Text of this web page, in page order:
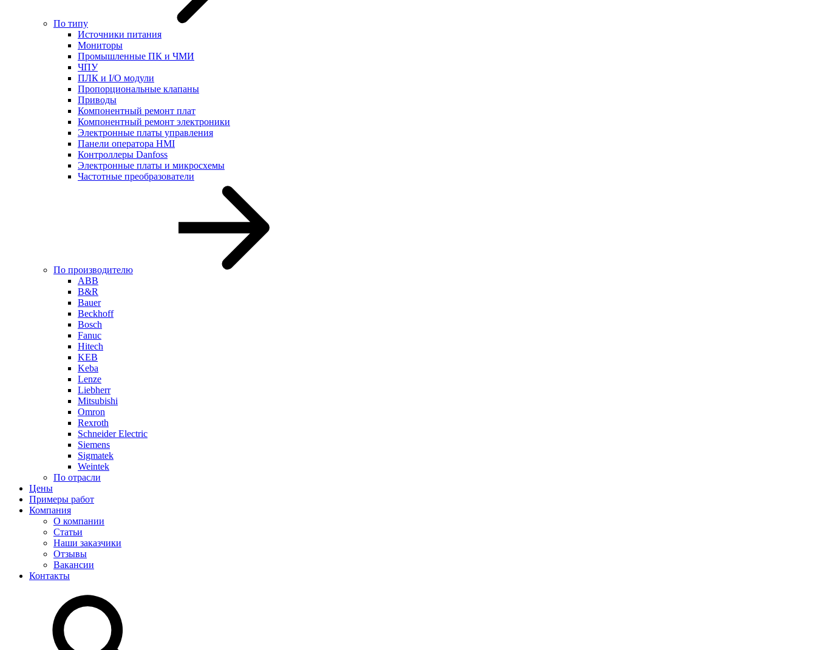
По типу
Источники питания
Мониторы
Промышленные ПК и ЧМИ
ЧПУ
ПЛК и I/O модули
Пропорциональные клапаны
Приводы
Компонентный ремонт плат
Компонентный ремонт электроники
Электронные платы управления
Панели оператора HMI
Контроллеры Danfoss
Электронные платы и микросхемы
Частотные преобразователи
По производителю
ABB
B&R
Bauer
Beckhoff
Bosch
Fanuc
Hitech
KEB
Keba
Lenze
Liebherr
Mitsubishi
Omron
Rexroth
Schneider Electric
Siemens
Sigmatek
Weintek
По отрасли
Цены
Примеры работ
Компания
О компании
Статьи
Наши заказчики
Отзывы
Вакансии
Контакты